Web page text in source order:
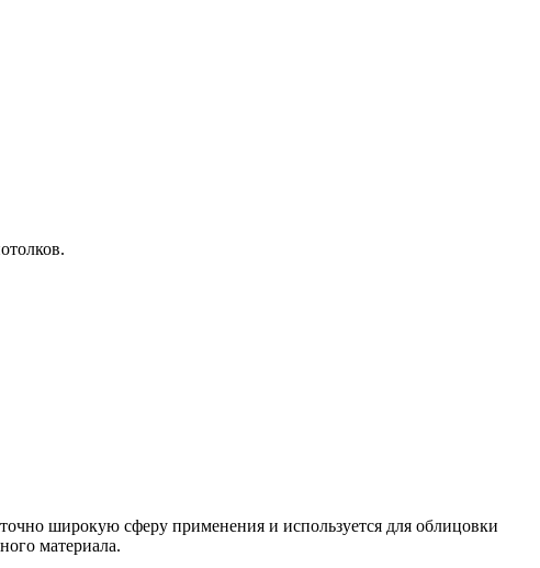
широкую сферу применения и используется для облицовки
материала.